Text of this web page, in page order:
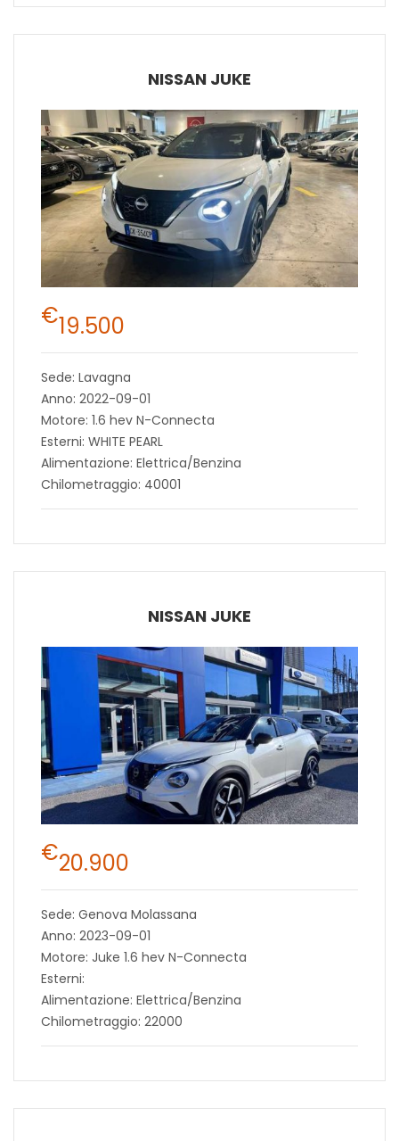
NISSAN JUKE
€19.500
Sede: Lavagna
Anno: 2022-09-01
Motore: 1.6 hev N-Connecta
Esterni: WHITE PEARL
Alimentazione: Elettrica/Benzina
Chilometraggio: 40001
NISSAN JUKE
€20.900
Sede: Genova Molassana
Anno: 2023-09-01
Motore: Juke 1.6 hev N-Connecta
Esterni:
Alimentazione: Elettrica/Benzina
Chilometraggio: 22000